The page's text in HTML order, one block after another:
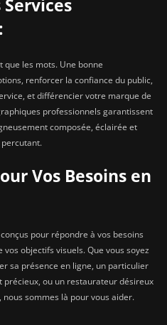
que les mots. Une bonne
renforcer la confiance du public,
et différencier votre marque de
professionnels garantissent
composée, éclairée et
Vos Besoins en
pour répondre à vos besoins
objectifs visuels. Que vous soyez
sa présence en ligne, un particulier
ou un restaurateur désireux
sommes là pour vous aider.